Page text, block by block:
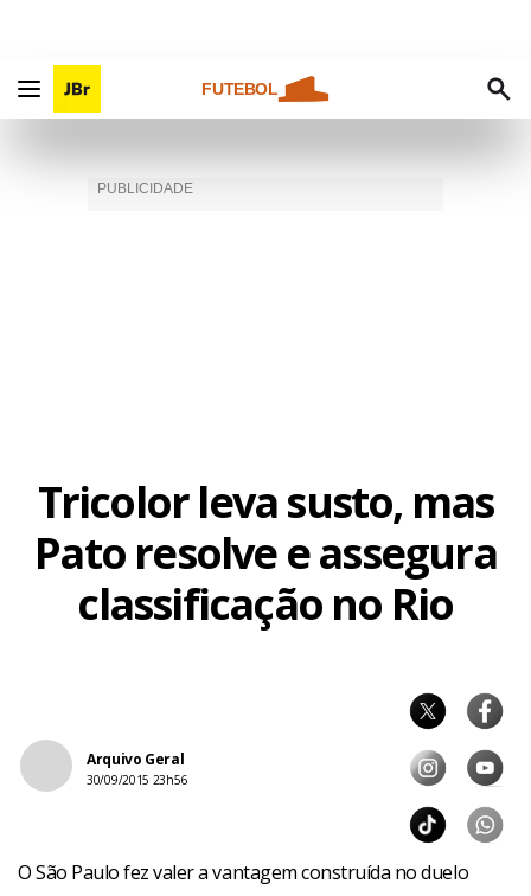
FUTEBOL
Tricolor leva susto, mas
Pato resolve e assegura
classificação no Rio
Arquivo Geral
30/09/2015 23h56
O São Paulo fez valer a vantagem construída no duelo